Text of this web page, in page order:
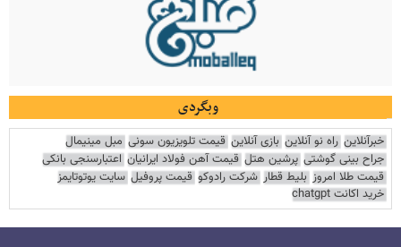
وبگردی
خبرآنلاین راه نو آنلاین بازی آنلاین قیمت تلویزیون سونی مبل مینیمال
جراح بینی گوشتی پرشین هتل قیمت آهن فولاد ایرانیان اعتبارسنجی بانکی
قیمت طلا امروز بلیط قطار شرکت رادوکو قیمت پروفیل سایت یوتوتایمز
خرید اکانت chatgpt